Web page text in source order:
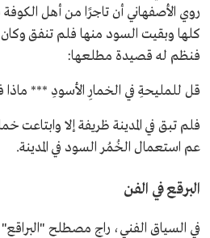
روي الأصفهاني أن تاجرًا من أهل الكوفة
كلها وبقيت السود منها فلم تنفق
فنظم له قصيدة مطلعها:
قل للمليحةِ في الخمارِ الأسودِ ***
فلم تبق في المدينة ظريفة إلا وابتاعت
عم استعمال الخُمُر السود في المدينة.
البرقع في الفن
في السياق الفني، راج مصطلح "البراقع"